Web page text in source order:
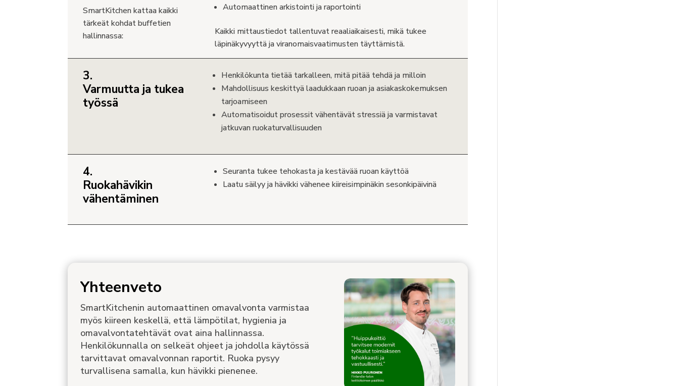
SmartKitchen kattaa kaikki
tärkeät kohdat buffetien
hallinnassa:
Automaattinen arkistointi ja raportointi
Kaikki mittaustiedot tallentuvat reaaliaikaisesti, mikä tukee
läpinäkyvyyttä ja viranomaisvaatimusten täyttämistä.
3.
Varmuutta ja tukea
työssä
Henkilökunta tietää tarkalleen, mitä pitää tehdä ja milloin
Mahdollisuus keskittyä laadukkaan ruoan ja asiakaskokemuksen
tarjoamiseen
Automatisoidut prosessit vähentävät stressiä ja varmistavat
jatkuvan ruokaturvallisuuden
4.
Ruokahävikin
vähentäminen
Seuranta tukee tehokasta ja kestävää ruoan käyttöä
Laatu säilyy ja hävikki vähenee kiireisimpinäkin sesonkipäivinä
Yhteenveto
SmartKitchenin automaattinen omavalvonta varmistaa
myös kiireen keskellä, että lämpötilat, hygienia ja
omavalvontatehtävät ovat aina hallinnassa.
Henkilökunnalla on selkeät ohjeet ja johdolla käytössä
tarvittavat omavalvonnan raportit. Ruoka pysyy
turvallisena samalla, kun hävikki pienenee.